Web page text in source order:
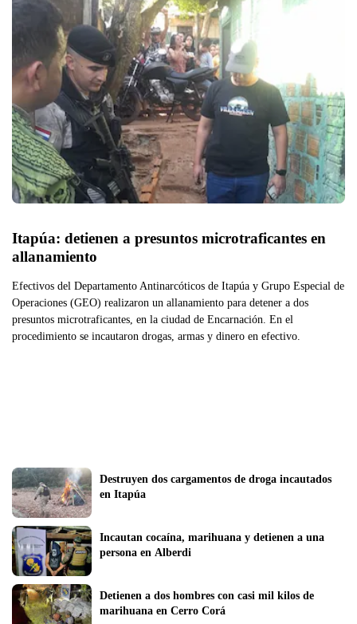
Itapúa: detienen a presuntos microtraficantes en
allanamiento
Efectivos del Departamento Antinarcóticos de Itapúa y Grupo Especial de
Operaciones (GEO) realizaron un allanamiento para detener a dos
presuntos microtraficantes, en la ciudad de Encarnación. En el
procedimiento se incautaron drogas, armas y dinero en efectivo.
Destruyen dos cargamentos de droga incautados
en Itapúa
Incautan cocaína, marihuana y detienen a una
persona en Alberdi
Detienen a dos hombres con casi mil kilos de
marihuana en Cerro Corá